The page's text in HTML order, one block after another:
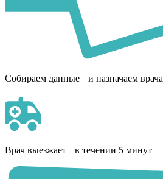
Собираем данные и назначаем врача
Врач выезжает в течении 5 минут